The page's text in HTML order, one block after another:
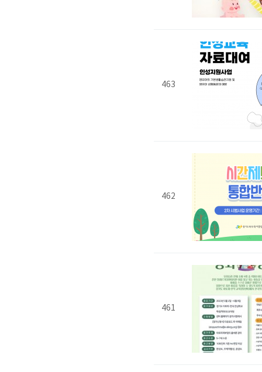
463
462
461